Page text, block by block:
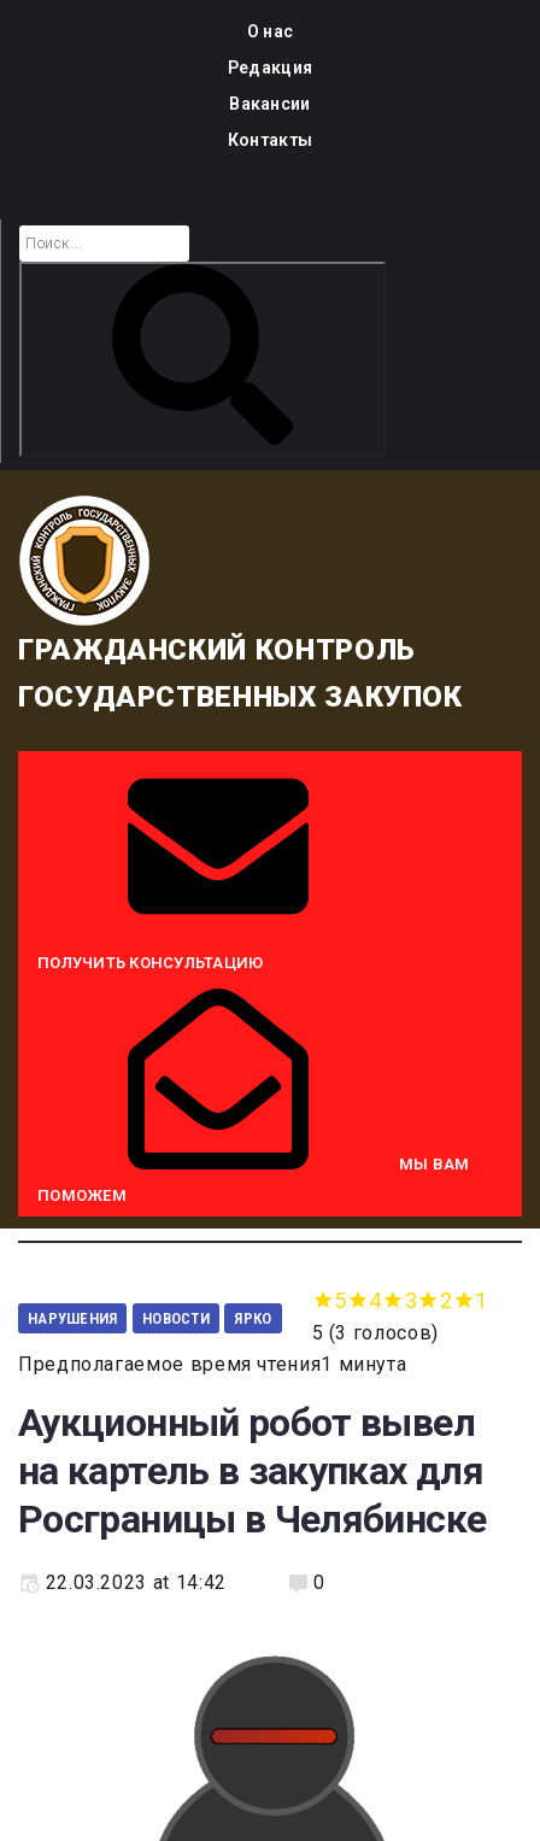
О нас
Редакция
Вакансии
Контакты
ГРАЖДАНСКИЙ КОНТРОЛЬ
ГОСУДАРСТВЕННЫХ ЗАКУПОК
ПОЛУЧИТЬ КОНСУЛЬТАЦИЮ
МЫ ВАМ
ПОМОЖЕМ
НАРУШЕНИЯ НОВОСТИ ЯРКО
5 4 3 2 1
5 (3 голосов)
Предполагаемое время чтения1 минута
Аукционный робот вывел
на картель в закупках для
Росграницы в Челябинске
22.03.2023 at 14:42 0